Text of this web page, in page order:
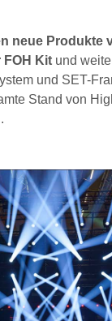
neue Produkte
FOH Kit und
und SET-
Stand von